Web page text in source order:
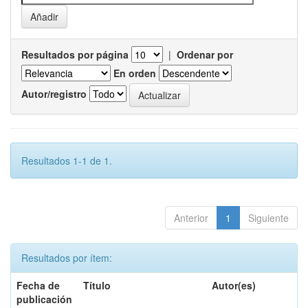
Resultados por página | Ordenar por
En orden
Autor/registro
Resultados 1-1 de 1.
Anterior 1 Siguiente
Resultados por ítem:
Fecha de
publicación
Título Autor(es)